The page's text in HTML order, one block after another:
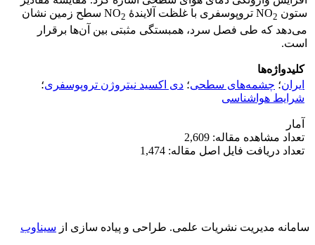
ستون NO 2 تروپوسفری با غلظت آلایندۀ NO 2
سطح زمین نشان
می‌دهد که طی فصل سرد، همبستگی مثبتی بین آن‌ها برقرار
است.
کلیدواژه‌ها
ایران؛ چشمه‌های سطحی؛ دی اکسید نیتروژن تروپوسفری؛
شرایط هواشناسی
آمار
تعداد مشاهده مقاله: 2,609
تعداد دریافت فایل اصل مقاله: 1,474
سامانه مدیریت نشریات علمی. طراحی و پیاده سازی از سیناوب